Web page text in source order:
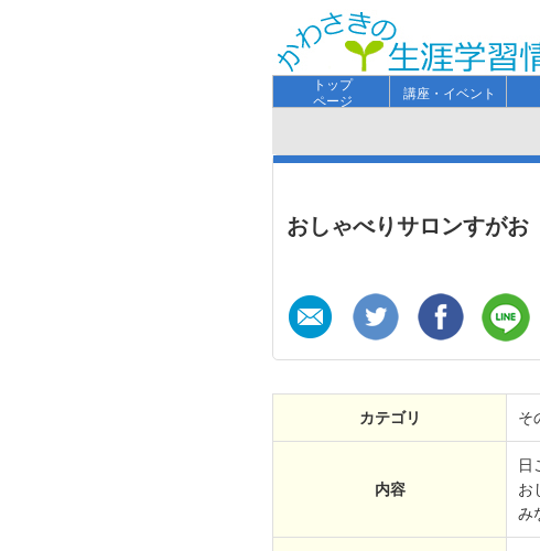
トップ
ページ
講座・イベント
おしゃべりサロンすがお
カテゴリ そ
内容
日
お
み